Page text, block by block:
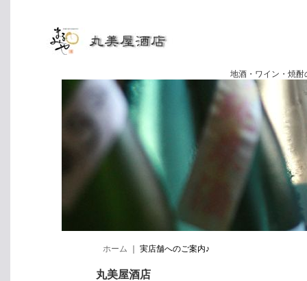
地酒・ワイン・焼酎の専門店
ホーム 実店舗へのご案内♪
丸美屋酒店